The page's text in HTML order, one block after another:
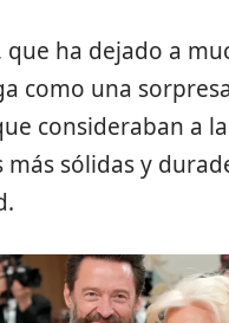
que ha dejado a
como una
consideraban a
más sólidas y